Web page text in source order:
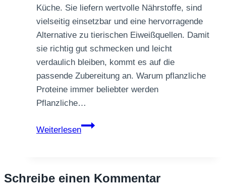
Küche. Sie liefern wertvolle Nährstoffe, sind
vielseitig einsetzbar und eine hervorragende
Alternative zu tierischen Eiweißquellen. Damit
sie richtig gut schmecken und leicht
verdaulich bleiben, kommt es auf die
passende Zubereitung an. Warum pflanzliche
Proteine immer beliebter werden
Pflanzliche…
Weiterlesen
Pflanzliche
–
Schreibe einen Kommentar